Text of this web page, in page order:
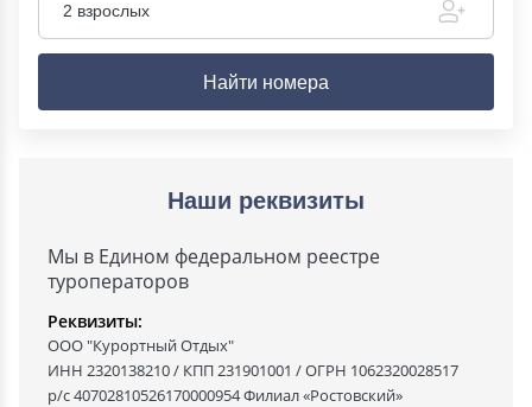
2 взрослых
Найти номера
Наши реквизиты
Мы в Едином федеральном реестре
туроператоров
Реквизиты:
ООО "Курортный Отдых"
ИНН 2320138210 / КПП 231901001 / ОГРН 1062320028517
р/с 40702810526170000954 Филиал «Ростовский»